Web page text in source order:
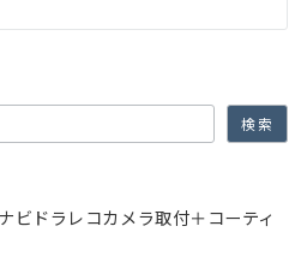
検索
ドラレコカメラ取付＋コーティ